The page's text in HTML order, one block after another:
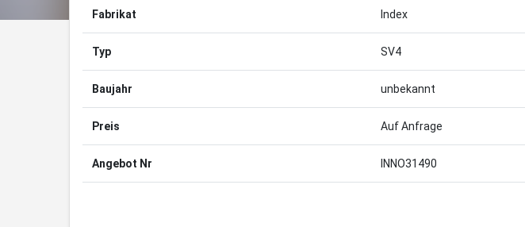
Fabrikat Index
Typ SV4
Baujahr unbekannt
Preis Auf Anfrage
Angebot Nr INNO31490